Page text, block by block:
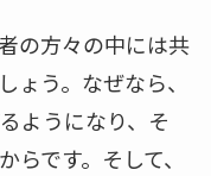
の方々の中には共
う。なぜなら、
ようになり、そ
です。そして、